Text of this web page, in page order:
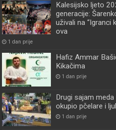
Kalesijsko ljeto
generacije:
uživali na “Igranci
ova
1 dan prije
Hafiz Ammar
Kikačima
1 dan prije
Drugi sajam
okupio pčelare i
1 dan prije